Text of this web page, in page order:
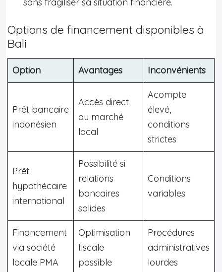
Options de financement disponibles à
Bali
Option Avantages Inconvénients
Prêt bancaire
indonésien
Accès direct
au marché
local
Acompte
élevé,
conditions
strictes
Prêt
hypothécaire
international
Possibilité si
relations
bancaires
solides
Conditions
variables
Financement
via société
locale PMA
Optimisation
fiscale
possible
Procédures
administratives
lourdes